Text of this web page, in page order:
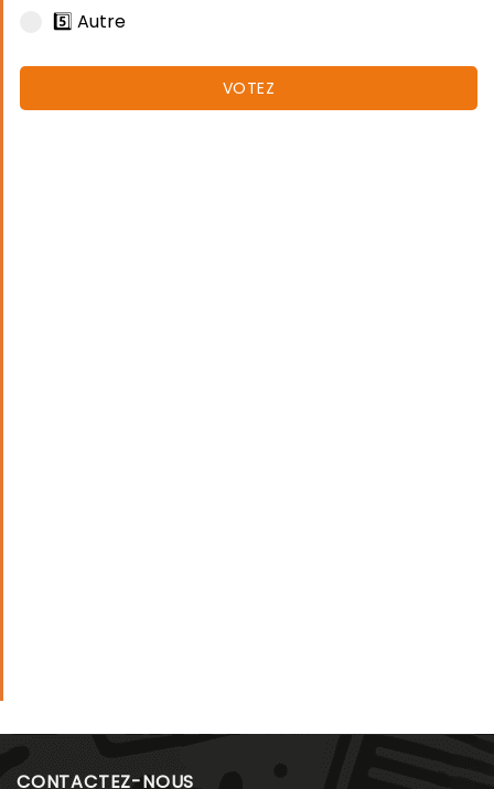
5️⃣ Autre
VOTEZ
CONTACTEZ-NOUS